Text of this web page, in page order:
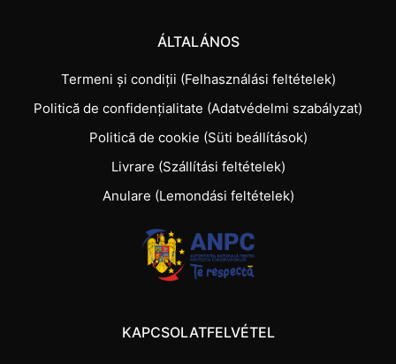
ÁLTALÁNOS
Termeni și condiții (Felhasználási feltételek)
Politică de confidențialitate (Adatvédelmi szabályzat)
Politică de cookie (Süti beállítások)
Livrare (Szállítási feltételek)
Anulare (Lemondási feltételek)
KAPCSOLATFELVÉTEL